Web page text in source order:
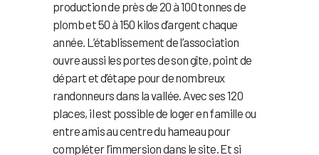
production de près de 20 à 100 tonnes de
plomb et 50 à 150 kilos d’argent chaque
année. L’établissement de l’association
ouvre aussi les portes de son gîte, point de
départ et d’étape pour de nombreux
randonneurs dans la vallée. Avec ses 120
places, il est possible de loger en famille ou
entre amis au centre du hameau pour
compléter l’immersion dans le site. Et si